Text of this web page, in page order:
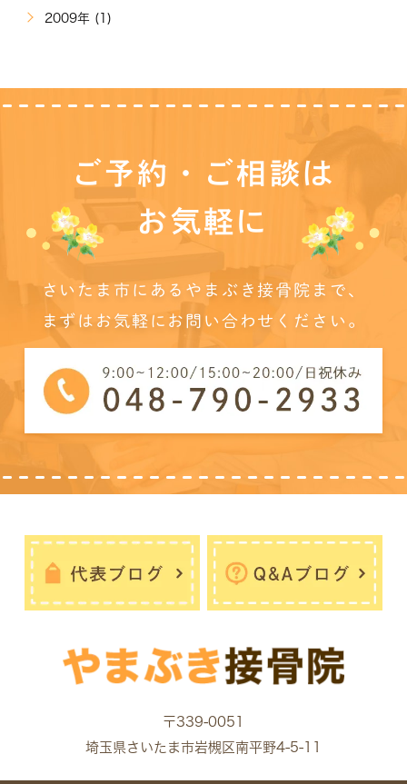
2009年 (1)
ご予約・ご相談は
お気軽に
さいたま市にあるやまぶき接骨院まで、
まずはお気軽にお問い合わせください。
〒339-0051
埼玉県さいたま市岩槻区南平野4-5-11